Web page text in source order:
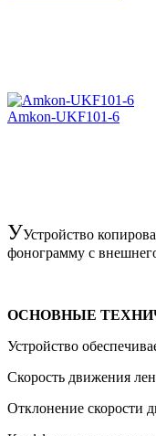
Amkon-UKF101-6
УУстройство
фонограмму с
ОСНОВНЫЕ
Устройство
Скорость движения
Отклонение скорости